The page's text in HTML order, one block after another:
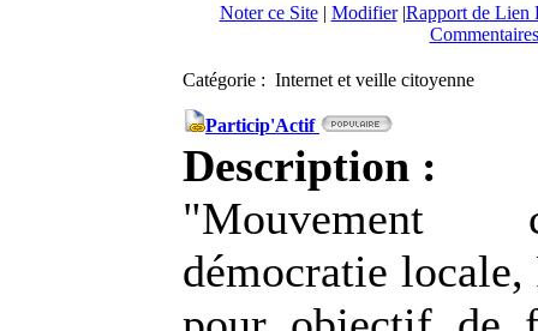
Noter ce Site| Modifier|Rapport de Lien
Catégorie : Internet et veille citoyenne
Particip'Actif
Description :
"Mouvement
démocratie